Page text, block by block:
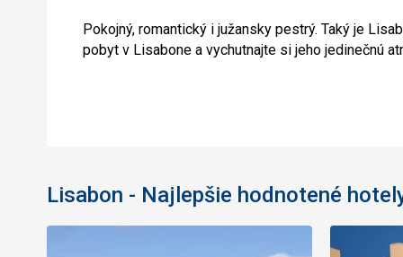
Pokojný, romantický i južansky pestrý. Taký je
pobyt v Lisabone a vychutnajte si jeho jedinečnú
Lisabon - Najlepšie hodnotené